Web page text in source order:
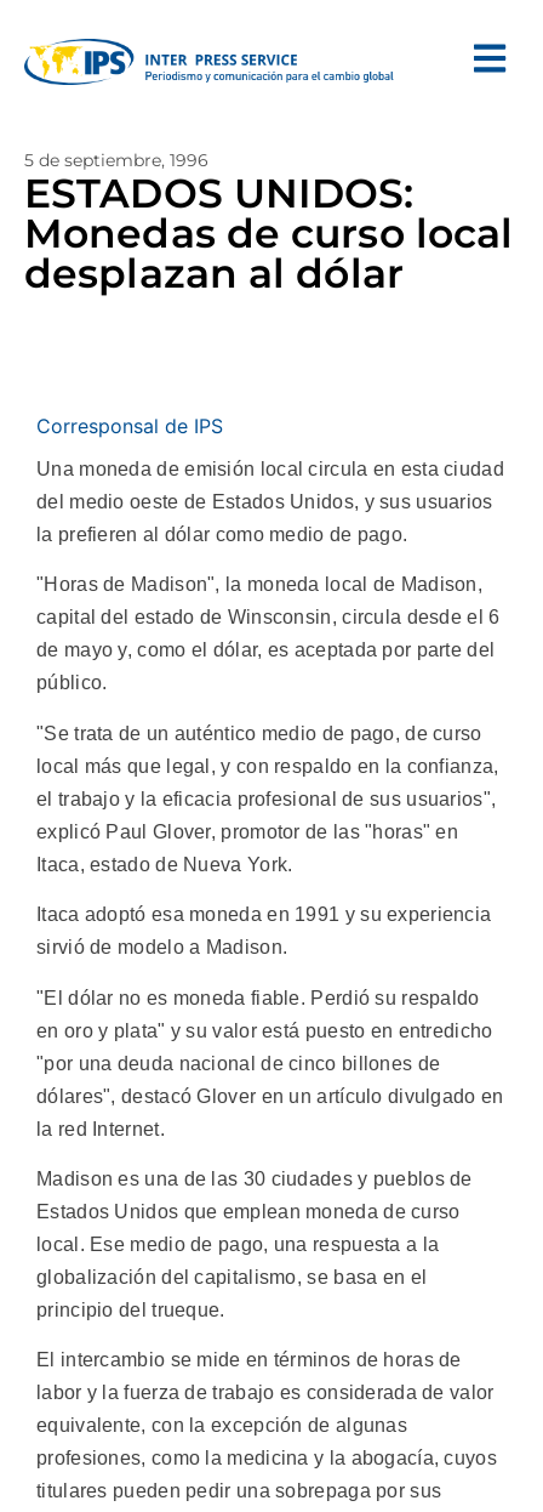
5 de septiembre, 1996
ESTADOS UNIDOS:
Monedas de curso local
desplazan al dólar
Corresponsal de IPS
Una moneda de emisión local circula en esta ciudad
del medio oeste de Estados Unidos, y sus usuarios
la prefieren al dólar como medio de pago.
"Horas de Madison", la moneda local de Madison,
capital del estado de Winsconsin, circula desde el 6
de mayo y, como el dólar, es aceptada por parte del
público.
"Se trata de un auténtico medio de pago, de curso
local más que legal, y con respaldo en la confianza,
el trabajo y la eficacia profesional de sus usuarios",
explicó Paul Glover, promotor de las "horas" en
Itaca, estado de Nueva York.
Itaca adoptó esa moneda en 1991 y su experiencia
sirvió de modelo a Madison.
"El dólar no es moneda fiable. Perdió su respaldo
en oro y plata" y su valor está puesto en entredicho
"por una deuda nacional de cinco billones de
dólares", destacó Glover en un artículo divulgado en
la red Internet.
Madison es una de las 30 ciudades y pueblos de
Estados Unidos que emplean moneda de curso
local. Ese medio de pago, una respuesta a la
globalización del capitalismo, se basa en el
principio del trueque.
El intercambio se mide en términos de horas de
labor y la fuerza de trabajo es considerada de valor
equivalente, con la excepción de algunas
profesiones, como la medicina y la abogacía, cuyos
titulares pueden pedir una sobrepaga por sus